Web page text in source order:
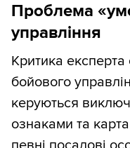
Проблема
управління
Критика
бойового
керуються
ознаками та